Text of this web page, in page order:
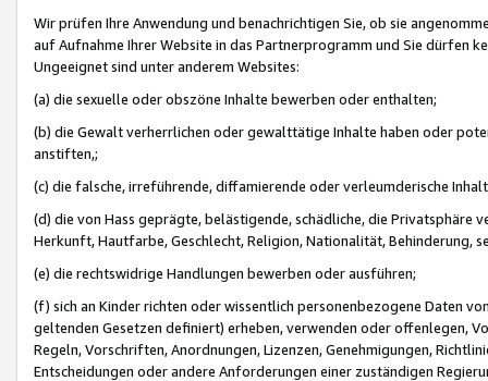
Wir prüfen Ihre Anwendung und benachrichtigen Sie, ob sie
auf Aufnahme Ihrer Website in das Partnerprogramm und Sie dürfen
Ungeeignet sind unter anderem Websites:
(a) die sexuelle oder obszöne Inhalte bewerben oder enthalten;
(b) die Gewalt verherrlichen oder gewalttätige Inhalte haben oder
anstiften,;
(c) die falsche, irreführende, diffamierende oder verleumderische
(d) die von Hass geprägte, belästigende, schädliche, die Privatsphäre
Herkunft, Hautfarbe, Geschlecht, Religion, Nationalität, Behinderung,
(e) die rechtswidrige Handlungen bewerben oder ausführen;
(f) sich an Kinder richten oder wissentlich personenbezogene Daten
geltenden Gesetzen definiert) erheben, verwenden oder offenlegen,
Regeln, Vorschriften, Anordnungen, Lizenzen, Genehmigungen,
Entscheidungen oder andere Anforderungen einer zuständigen